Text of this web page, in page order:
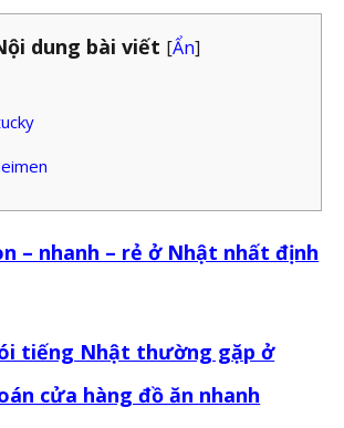
dung bài viết [Ẩn]
– nhanh – rẻ ở Nhật nhất định
tiếng Nhật thường gặp ở
cửa hàng đồ ăn nhanh